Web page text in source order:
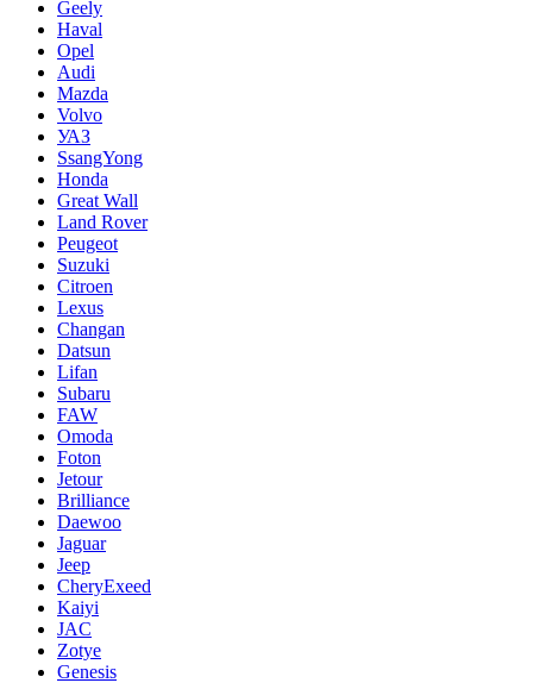
Geely
Haval
Opel
Audi
Mazda
Volvo
УАЗ
SsangYong
Honda
Great Wall
Land Rover
Peugeot
Suzuki
Citroen
Lexus
Changan
Datsun
Lifan
Subaru
FAW
Omoda
Foton
Jetour
Brilliance
Daewoo
Jaguar
Jeep
CheryExeed
Kaiyi
JAC
Zotye
Genesis